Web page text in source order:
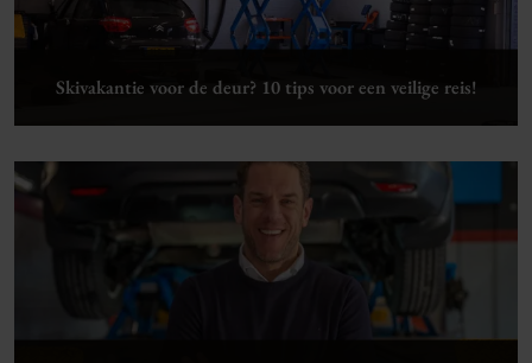
Skivakantie voor de deur? 10 tips voor een veilige reis!
Lees verder